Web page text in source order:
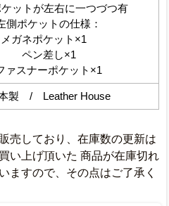
ットが左右に一つづつ有
ポケットの仕様：
ガネポケット×1
ペン差し×1
スナーポケット×1
製 / Leather House
売しており、在庫数の更新は
い上げ頂いた 商品が在庫切れ
ますので、その点はご了承く